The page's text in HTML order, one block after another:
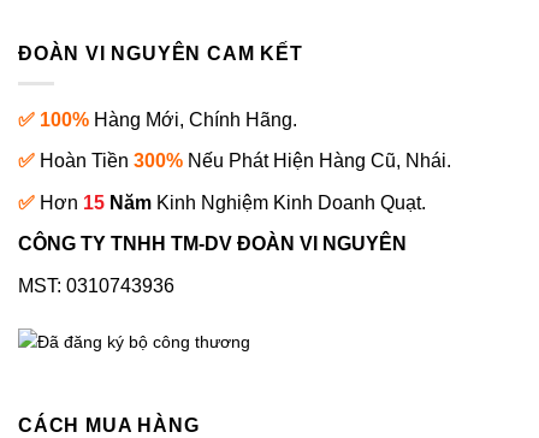
ĐOÀN VI NGUYÊN CAM KẾT
✅ 100% Hàng Mới, Chính Hãng.
✅ Hoàn Tiền 300% Nếu Phát Hiện Hàng Cũ, Nhái.
✅ Hơn 15 Năm Kinh Nghiệm Kinh Doanh Quạt.
CÔNG TY TNHH TM-DV ĐOÀN VI NGUYÊN
MST: 0310743936
CÁCH MUA HÀNG